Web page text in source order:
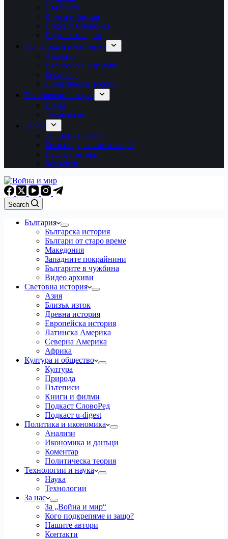
Пътеписи
Книги и филми
Подкаст СловоРед
Подкаст u-digest
Политика и икономика
Анализи
Икономика и данъци
Коментар
Политическа теория
Технологии и наука
Наука
Технологии
За нас
За „Война и мир“
Кого подкрепяме и защо?
Нашите автори
Контакти
Search
България
Българска история
Българи от старо време
Македония
Западните покрайнини
Българите в чужбина
Видео архиви
Световна история
Азия
Близък изток
Древна история
Европейска история
Латинска Америка
Северна Америка
Африка
Култура и общество
Култура
Природа
Пътеписи
Книги и филми
Подкаст СловоРед
Подкаст u-digest
Политика и икономика
Анализи
Икономика и данъци
Коментар
Политическа теория
Технологии и наука
Наука
Технологии
За нас
За „Война и мир“
Кого подкрепяме и защо?
Нашите автори
Контакти